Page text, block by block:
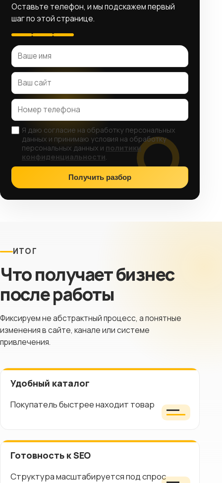
Оставьте телефон, и мы подскажем первый
шаг по этой странице.
Я даю согласие на обработку персональных
данных и принимаю условия на обработку
персональных данных и политики
конфиденциальности.
Получить разбор
ИТОГ
Что получает бизнес
после работы
Фиксируем не абстрактный процесс, а понятные
изменения в сайте, канале или системе
привлечения.
Удобный каталог
Покупатель быстрее находит товар
Готовность к SEO
Структура масштабируется под спрос